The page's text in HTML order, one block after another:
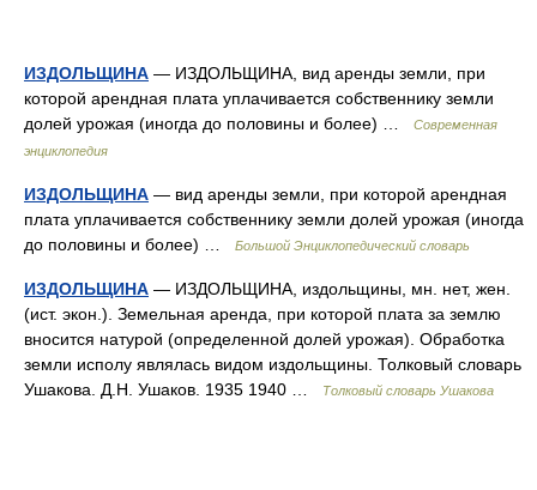
ИЗДОЛЬЩИНА — ИЗДОЛЬЩИНА, вид аренды земли, при
которой арендная плата уплачивается собственнику земли
долей урожая (иногда до половины и более) …
Современная
энциклопедия
ИЗДОЛЬЩИНА — вид аренды земли, при которой арендная
плата уплачивается собственнику земли долей урожая (иногда
до половины и более) …
Большой Энциклопедический словарь
ИЗДОЛЬЩИНА — ИЗДОЛЬЩИНА, издольщины, мн. нет, жен.
(ист. экон.). Земельная аренда, при которой плата за землю
вносится натурой (определенной долей урожая). Обработка
земли исполу являлась видом издольщины. Толковый словарь
Ушакова. Д.Н. Ушаков. 1935 1940 …
Толковый словарь Ушакова